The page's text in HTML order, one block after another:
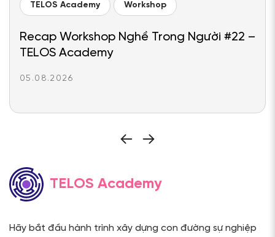
TELOS Academy Workshop
Recap Workshop Nghề Trong Người #22 –
TELOS Academy
05.08.2026
TELOS Academy
Hãy bắt đầu hành trình xây dựng con đường sự nghiệp